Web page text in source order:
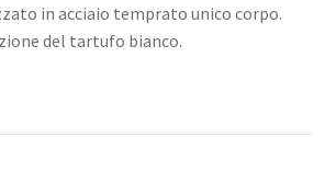
in acciaio temprato unico corpo.
del tartufo bianco.